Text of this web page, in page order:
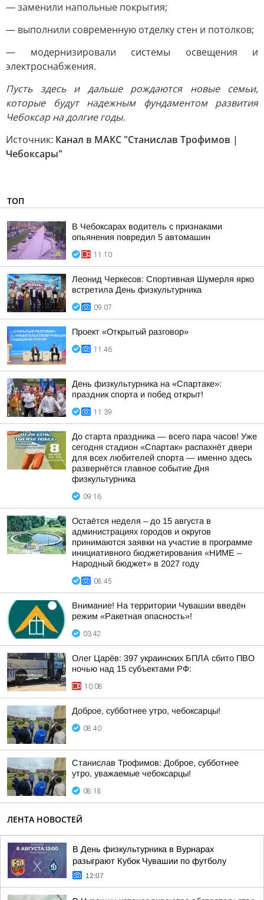
— заменили напольные покрытия;
— выполнили современную отделку стен и потолков;
— модернизировали системы освещения и
электроснабжения.
Пусть здесь и дальше рождаются новые семьи,
которые будут надежным фундаментом развития
Чебоксар на долгие годы.
Источник: Канал в МАКС "Станислав Трофимов |
Чебоксары"
ТОП
В Чебоксарах водитель с признаками
опьянения повредил 5 автомашин
11:10
Леонид Черкесов: Спортивная Шумерля ярко
встретила День физкультурника
09:07
Проект «Открытый разговор»
11:46
День физкультурника на «Спартаке»:
праздник спорта и побед открыт!
11:39
До старта праздника — всего пара часов! Уже
сегодня стадион «Спартак» распахнёт двери
для всех любителей спорта — именно здесь
развернётся главное событие Дня
физкультурника
09:16
Остаётся неделя – до 15 августа в
администрациях городов и округов
принимаются заявки на участие в программе
инициативного бюджетирования «НИМЕ –
Народный бюджет» в 2027 году
08:45
Внимание! На территории Чувашии введён
режим «Ракетная опасность»!
03:42
Олег Царёв: 397 украинских БПЛА сбито ПВО
ночью над 15 субъектами РФ:
10:08
Доброе, субботнее утро, чебоксарцы!
08:40
Станислав Трофимов: Доброе, субботнее
утро, уважаемые чебоксарцы!
08:18
ЛЕНТА НОВОСТЕЙ
В День физкультурника в Вурнарах
разыграют Кубок Чувашии по футболу
12:07